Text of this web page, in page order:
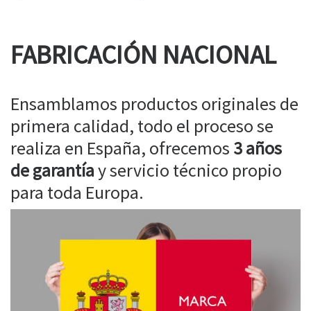
FABRICACIÓN NACIONAL
Ensamblamos productos originales de
primera calidad, todo el proceso se
realiza en España, ofrecemos 3 años
de garantíay servicio técnico propio
para toda Europa.